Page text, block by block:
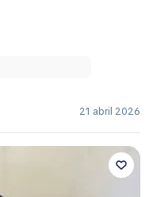
21 abril 2026